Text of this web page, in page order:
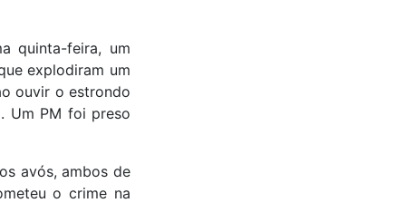
quinta-feira, um
explodiram um
ouvir o estrondo
Um PM foi preso
avós, ambos de
o crime na